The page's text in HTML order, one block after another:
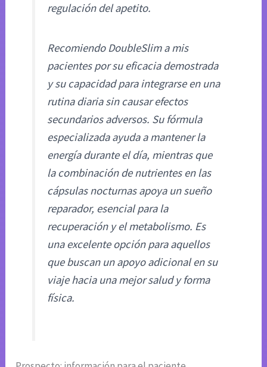
regulación del apetito.
Recomiendo DoubleSlim a mis
pacientes por su eficacia demostrada
y su capacidad para integrarse en una
rutina diaria sin causar efectos
secundarios adversos. Su fórmula
especializada ayuda a mantener la
energía durante el día, mientras que
la combinación de nutrientes en las
cápsulas nocturnas apoya un sueño
reparador, esencial para la
recuperación y el metabolismo. Es
una excelente opción para aquellos
que buscan un apoyo adicional en su
viaje hacia una mejor salud y forma
física.